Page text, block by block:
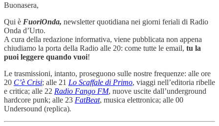
Buonasera,
Qui è FuoriOnda, newsletter quotidiana nei giorni feriali di Radio
Onda d’Urto.
A cura della redazione informativa, viene pubblicata non appena
chiudiamo la porta della Radio alle 20: come tutte le email, tu la
puoi leggere quando vuoi!
Le trasmissioni, intanto, proseguono sulle nostre frequenze: alle ore
20 C’è Crisi; alle 21 Lo Scaffale di Primo, viaggi nell’editoria ribelle
e critica; alle 22 Radio Fango FM, nuove uscite dall’underground
hardcore punk; alle 23 FatBeat, musica elettronica; alle 00
Undersound (replica).